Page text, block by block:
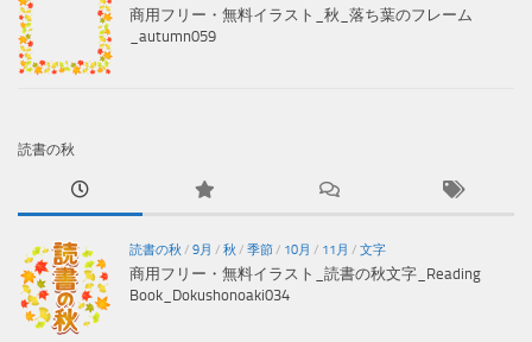
商用フリー・無料イラスト_秋_落ち葉のフレーム
_autumn059
読書の秋
読書の秋 / 9月 / 秋 / 季節/ 10月 / 11月 / 文字
商用フリー・無料イラスト_読書の秋文字_Reading
Book_Dokushonoaki034